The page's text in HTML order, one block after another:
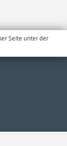
Seite unter der